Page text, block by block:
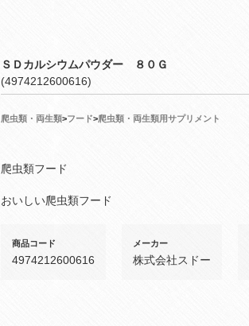
ＳＤカルシウムパウダー ８０Ｇ
(4974212600616)
爬虫類・両生類>フード>爬虫類・両生類用サプリメント
爬虫類フード
おいしい爬虫類フード
商品コード
4974212600616
メーカー
株式会社スドー